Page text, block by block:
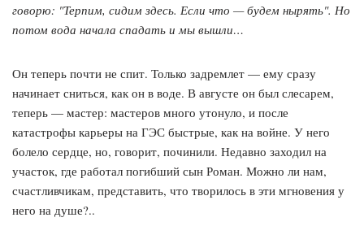
говорю: "Терпим, сидим здесь. Если что — будем нырять". Но
потом вода начала спадать и мы вышли…
Он теперь почти не спит. Только задремлет — ему сразу
начинает сниться, как он в воде. В августе он был слесарем,
теперь — мастер: мастеров много утонуло, и после
катастрофы карьеры на ГЭС быстрые, как на войне. У него
болело сердце, но, говорит, починили. Недавно заходил на
участок, где работал погибший сын Роман. Можно ли нам,
счастливчикам, представить, что творилось в эти мгновения у
него на душе?..